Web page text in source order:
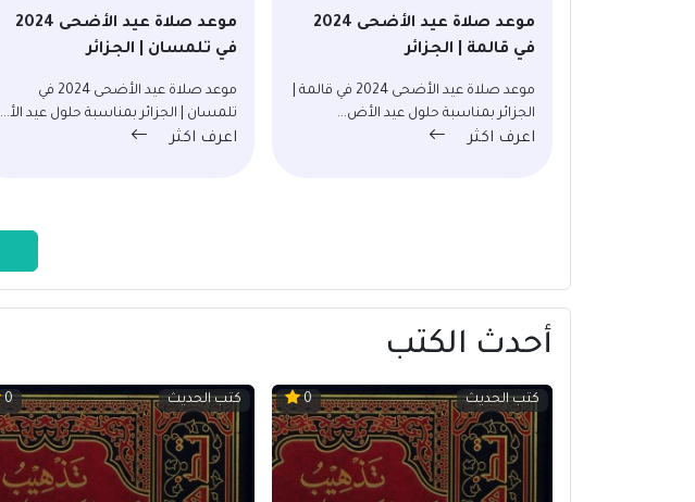
موعد صلاة عيد الأضحى 2024
في قالمة | الجزائر
موعد صلاة عيد الأضحى 2024 في قالمة |
الجزائر بمناسبة حلول عيد الأض...
اعرف اكثر
موعد صلاة عيد الأضحى 2024
في تلمسان | الجزائر
موعد صلاة عيد الأضحى 2024 في
تلمسان | الجزائر بمناسبة حلول عيد الأ...
اعرف اكثر
أحدث الكتب
كتب الحديث 0 كتب الحديث 0